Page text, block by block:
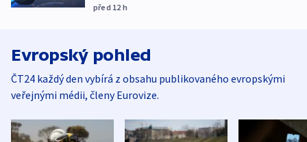
před 12 h
Evropský pohled
ČT24 každý den vybírá z obsahu publikovaného evropskými
veřejnými médii, členy Eurovize.